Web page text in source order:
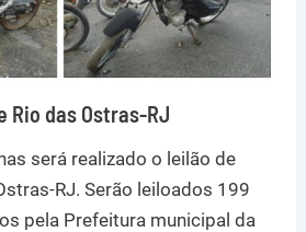
Rio das Ostras-RJ
será realizado o leilão de
RJ. Serão leiloados 199
pela Prefeitura municipal da